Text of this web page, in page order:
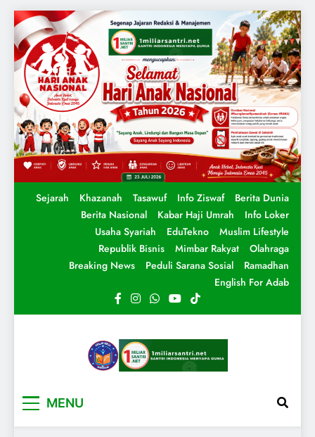
Sejarah Khazanah Tasawuf Info Ziswaf
Berita Dunia
Berita Nasional
Kabar Haji Umrah
Info Loker
Usaha Syariah
EduTekno
Muslim Lifestyle
Republik Bisnis
Mimbar Rakyat
Olahraga
Breaking News
Peduli Sarana Sosial
Ramadhan
English For Adab
MENU